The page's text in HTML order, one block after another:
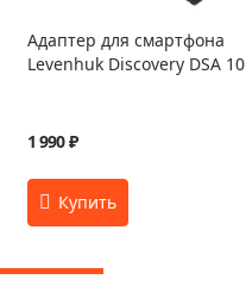
Адаптер для смартфона
Levenhuk Discovery DSA 10
1 990 ₽